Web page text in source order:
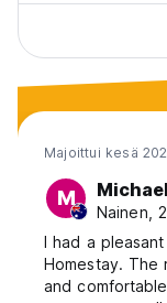
Majoittui kesä
M Michael
Nainen,
I had a
Homestay. The
and